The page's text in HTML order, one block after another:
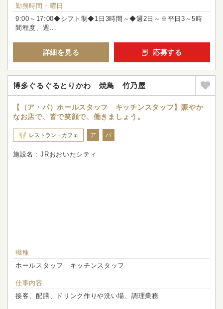
勤務時間・曜日
9:00～17:00◆シフト制◆1日3時間～◆週2日～※平日3～5時
間程度、週...
詳細を見る 応募する
博多ぐるぐるとりかわ 焼鳥 竹乃屋
【（ア・パ）ホールスタッフ キッチンスタッフ】賑やか
なお店で、皆で笑顔で、働きましょう。
レストラン・カフェ ア パ
施設名 : JRおおいたシティ
職種
ホールスタッフ キッチンスタッフ
仕事内容
接客、配膳、ドリンク作りや洗い場、調理業務